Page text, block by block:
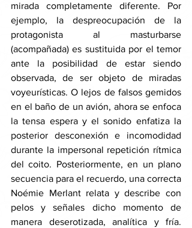
mirada completamente diferente. Por
ejemplo, la despreocupación de la
protagonista al masturbarse
(acompañada) es sustituida por el temor
ante la posibilidad de estar siendo
observada, de ser objeto de miradas
voyeurísticas. O lejos de falsos gemidos
en el baño de un avión, ahora se enfoca
la tensa espera y el sonido enfatiza la
posterior desconexión e incomodidad
durante la impersonal repetición rítmica
del coito. Posteriormente, en un plano
secuencia para el recuerdo, una correcta
Noémie Merlant relata y describe con
pelos y señales dicho momento de
manera deserotizada, analítica y fría.